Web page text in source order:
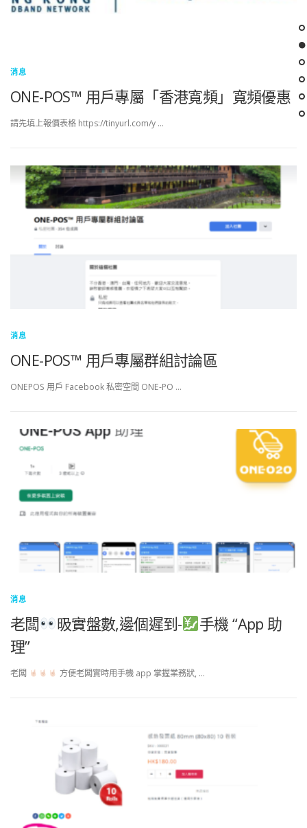
消息
ONE-POS™ 用戶專屬「香港寬頻」寬頻優惠
請先填上報價表格 https://tinyurl.com/y …
消息
ONE-POS™ 用戶專屬群組討論區
ONEPOS 用戶 Facebook 私密空間 ONE-PO …
消息
老闆 昅實盤數,邊個遲到-
手機 “App 助
理”
老闆 方便老闆實時用手機 app 掌握業務狀, …